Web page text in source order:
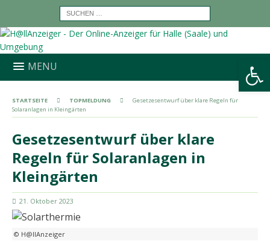
Werkzeugleiste öffnen
MENU
STARTSEITE TOPMELDUNG
Gesetzesentwurf über klare Regeln für
Solaranlagen in Kleingärten
Gesetzesentwurf über klare
Regeln für Solaranlagen in
Kleingärten
21. Oktober 2023
© H@llAnzeiger